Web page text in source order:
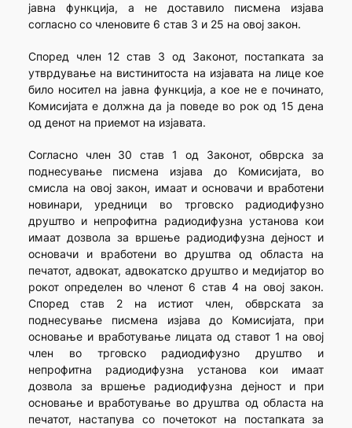
јавна функција, а не доставило писмена изјава
согласно со членовите 6 став 3 и 25 на овој закон.
Според член 12 став 3 од Законот, постапката за
утврдување на вистинитоста на изјавата на лице кое
било носител на јавна функција, а кое не е починато,
Комисијата е должна да ја поведе во рок од 15 дена
од денот на приемот на изјавата.
Согласно член 30 став 1 од Законот, обврска за
поднесување писмена изјава до Комисијата, во
смисла на овој закон, имаат и основачи и вработени
новинари, уредници во трговско радиодифузно
друштво и непрофитна радиодифузна установа кои
имаат дозвола за вршење радиодифузна дејност и
основачи и вработени во друштва од областа на
печатот, адвокат, адвокатско друштво и медијатор во
рокот определен во членот 6 став 4 на овој закон.
Според став 2 на истиот член, обврската за
поднесување писмена изјава до Комисијата, при
основање и вработување лицата од ставот 1 на овој
член во трговско радиодифузно друштво и
непрофитна радиодифузна установа кои имаат
дозвола за вршење радиодифузна дејност и при
основање и вработување во друштва од областа на
печатот, настапува со почетокот на постапката за